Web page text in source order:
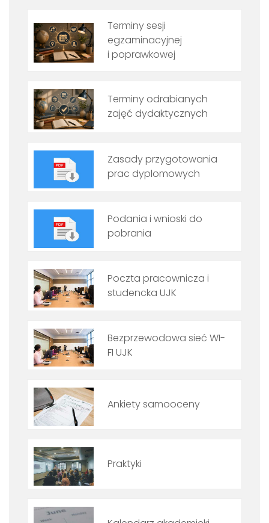
Terminy sesji
egzaminacyjnej
i poprawkowej
Terminy odrabianych
zajęć dydaktycznych
Zasady przygotowania
prac dyplomowych
Podania i wnioski do
pobrania
Poczta pracownicza i
studencka UJK
Bezprzewodowa sieć WI-
FI UJK
Ankiety samooceny
Praktyki